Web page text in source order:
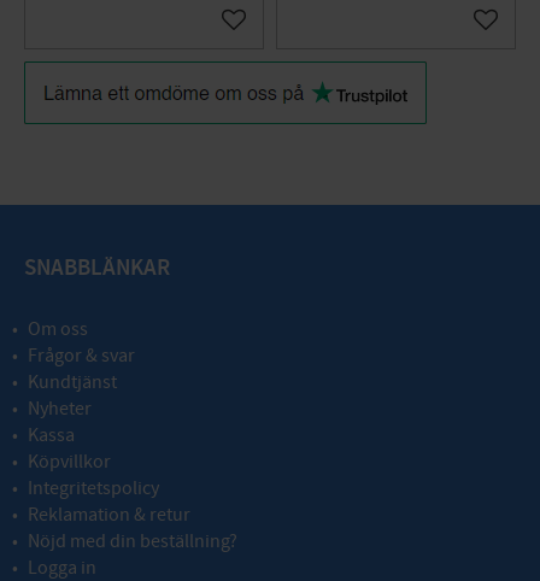
Lägg till i favoriter Lägg
SNABBLÄNKAR
Om oss
Frågor & svar
Kundtjänst
Nyheter
Kassa
Köpvillkor
Integritetspolicy
Reklamation & retur
Nöjd med din beställning?
Logga in